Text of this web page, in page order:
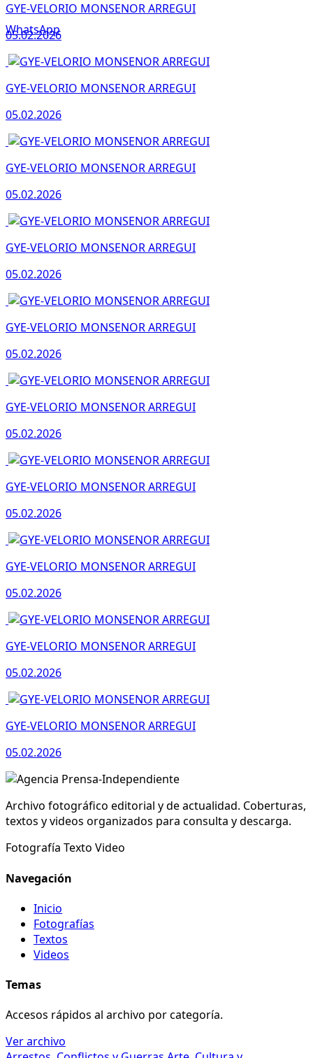
WhatsApp
GYE-VELORIO MONSENOR ARREGUI
05.02.2026
GYE-VELORIO MONSENOR ARREGUI
05.02.2026
GYE-VELORIO MONSENOR ARREGUI
05.02.2026
GYE-VELORIO MONSENOR ARREGUI
05.02.2026
GYE-VELORIO MONSENOR ARREGUI
05.02.2026
GYE-VELORIO MONSENOR ARREGUI
05.02.2026
GYE-VELORIO MONSENOR ARREGUI
05.02.2026
GYE-VELORIO MONSENOR ARREGUI
05.02.2026
GYE-VELORIO MONSENOR ARREGUI
05.02.2026
GYE-VELORIO MONSENOR ARREGUI
05.02.2026
Archivo fotográfico editorial y de actualidad. Coberturas,
textos y videos organizados para consulta y descarga.
Fotografía Texto Video
Navegación
Inicio
Fotografías
Textos
Videos
Temas
Accesos rápidos al archivo por categoría.
Ver archivo